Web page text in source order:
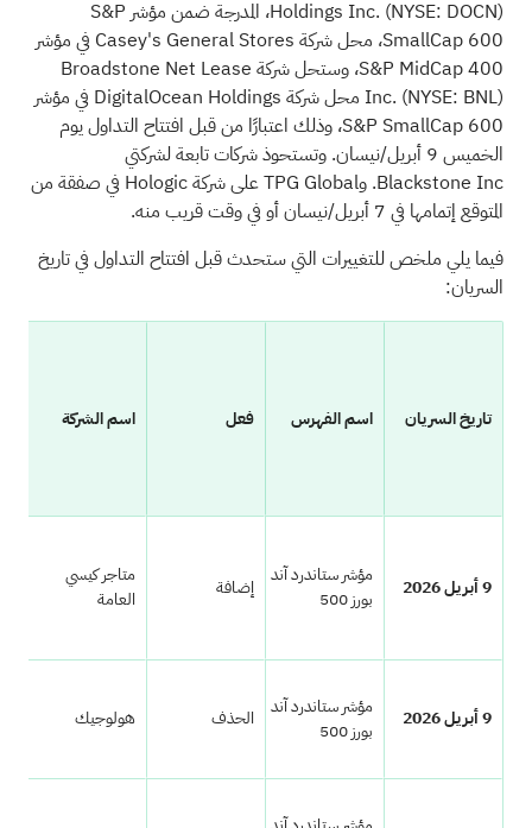
Holdings Inc. (NYSE: DOCN)، المدرجة ضمن مؤشر S&P
SmallCap 600، محل شركة Casey's General Stores في مؤشر
S&P MidCap 400، وستحل شركة Broadstone Net Lease
Inc. (NYSE: BNL) محل شركة DigitalOcean Holdings في مؤشر
S&P SmallCap 600، وذلك اعتبارًا من قبل افتتاح التداول يوم
الخميس 9 أبريل/نيسان. وتستحوذ شركات تابعة لشركتي
Blackstone Inc. وTPG Global على شركة Hologic في صفقة من
المتوقع إتمامها في 7 أبريل/نيسان أو في وقت قريب منه.
فيما يلي ملخص للتغييرات التي ستحدث قبل افتتاح التداول في تاريخ
السريان:
تاريخ السريان اسم الفهرس فعل اسم الشركة
9 أبريل 2026
مؤشر ستاندرد آند
بورز 500
إضافة
متاجر كيسي
العامة
9 أبريل 2026
مؤشر ستاندرد آند
بورز 500
الحذف هولوجيك